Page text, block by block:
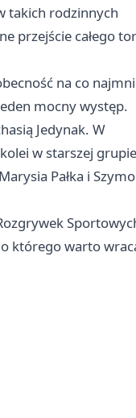
takich rodzinnych
przejście całego
na co
mocny występ.
Jedynak. W
w starszej grupie
Pałka i
którego warto